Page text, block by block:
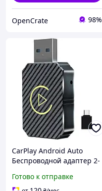
OpenCrate 98%
CarPlay Android Auto
Беспроводной адаптер 2-
Карплей для авто iOS 10+
Готово к отправке